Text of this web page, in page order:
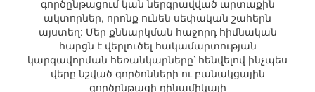
գործընթացում կան ներգրավված արտաքին
ակտորներ, որոնք ունեն սեփական շահերն
այստեղ: Մեր քննարկման հաջորդ հիմնական
հարցն է վերլուծել հակամարտության
կարգավորման հեռանկարները՝ հենվելով ինչպես
վերը նշված գործոնների ու բանակցային
գործընթացի դինամիկայի